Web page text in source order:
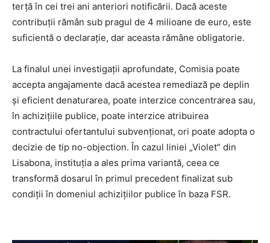
terță în cei trei ani anteriori notificării. Dacă aceste
contribuții rămân sub pragul de 4 milioane de euro, este
suficientă o declarație, dar aceasta rămâne obligatorie.
La finalul unei investigații aprofundate, Comisia poate
accepta angajamente dacă acestea remediază pe deplin
și eficient denaturarea, poate interzice concentrarea sau,
în achizițiile publice, poate interzice atribuirea
contractului ofertantului subvenționat, ori poate adopta o
decizie de tip no-objection. În cazul liniei „Violet” din
Lisabona, instituția a ales prima variantă, ceea ce
transformă dosarul în primul precedent finalizat sub
condiții în domeniul achizițiilor publice în baza FSR.